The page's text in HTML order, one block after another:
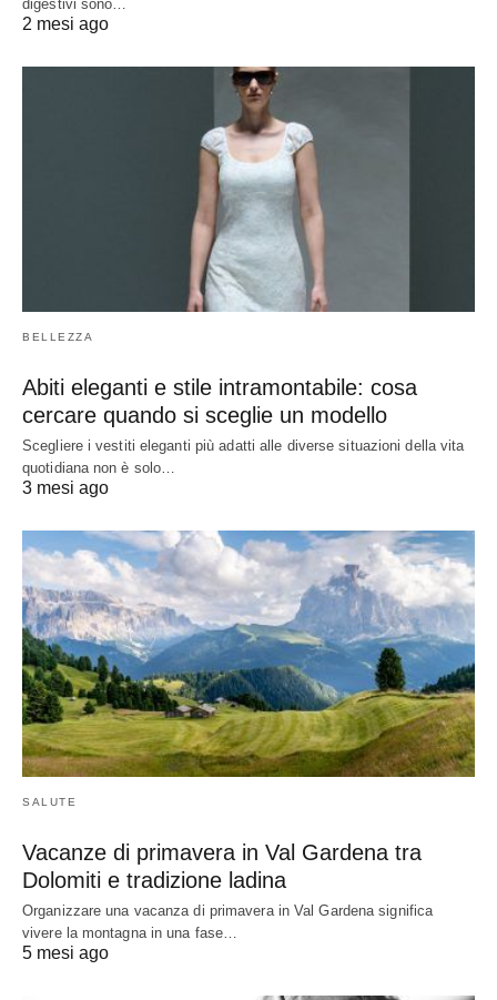
digestivi sono…
2 mesi ago
BELLEZZA
Abiti eleganti e stile intramontabile: cosa
cercare quando si sceglie un modello
Scegliere i vestiti eleganti più adatti alle diverse situazioni della vita
quotidiana non è solo…
3 mesi ago
SALUTE
Vacanze di primavera in Val Gardena tra
Dolomiti e tradizione ladina
Organizzare una vacanza di primavera in Val Gardena significa
vivere la montagna in una fase…
5 mesi ago